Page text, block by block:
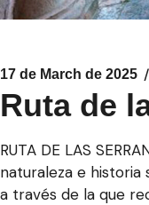
17 de March de 2025
Ruta de
RUTA DE LAS
naturaleza e historia
a través de la que